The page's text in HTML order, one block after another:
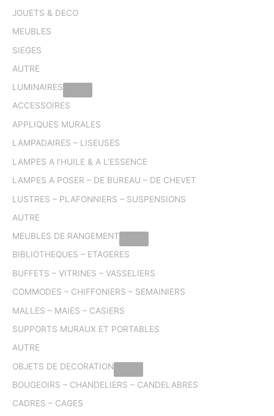
JOUETS & DECO
MEUBLES
SIEGES
AUTRE
LUMINAIRES
ACCESSOIRES
APPLIQUES MURALES
LAMPADAIRES – LISEUSES
LAMPES A l’HUILE & A L’ESSENCE
LAMPES A POSER – DE BUREAU – DE CHEVET
LUSTRES – PLAFONNIERS – SUSPENSIONS
AUTRE
MEUBLES DE RANGEMENT
BIBLIOTHEQUES – ETAGERES
BUFFETS – VITRINES – VASSELIERS
COMMODES – CHIFFONIERS – SEMAINIERS
MALLES – MAIES – CASIERS
SUPPORTS MURAUX ET PORTABLES
AUTRE
OBJETS DE DECORATION
BOUGEOIRS – CHANDELIERS – CANDELABRES
CADRES – CAGES